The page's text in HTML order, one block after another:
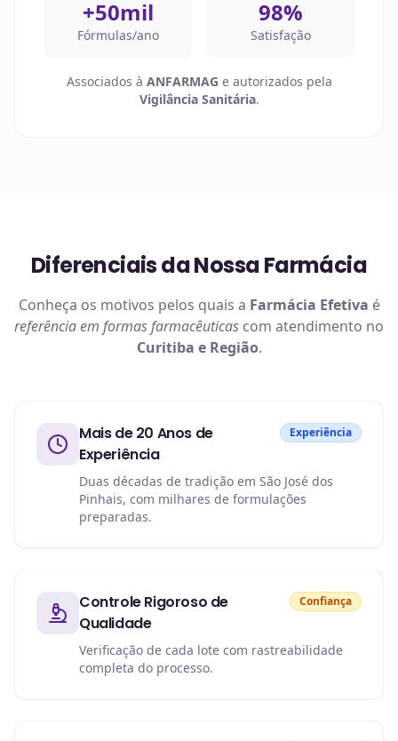
+50mil
Fórmulas/ano
98%
Satisfação
Associados à ANFARMAG e autorizados pela
Vigilância Sanitária.
Diferenciais da Nossa Farmácia
Conheça os motivos pelos quais a Farmácia Efetiva é
referência em formas farmacêuticas com atendimento no
Curitiba e Região.
Mais de 20 Anos de
Experiência
Experiência
Duas décadas de tradição em São José dos
Pinhais, com milhares de formulações
preparadas.
Controle Rigoroso de
Qualidade
Confiança
Verificação de cada lote com rastreabilidade
completa do processo.